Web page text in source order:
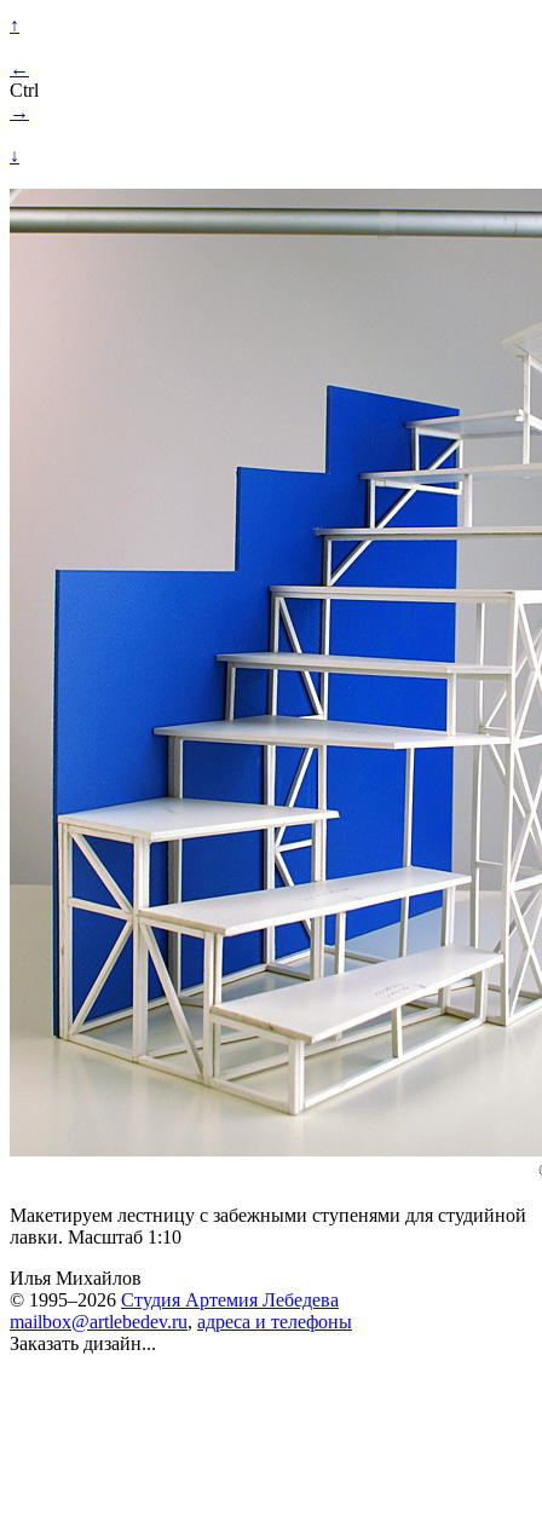
↑
←
Ctrl
→
↓
Макетируем лестницу с забежными ступенями для студийной
лавки. Масштаб 1:10
Илья Михайлов
© 1995–2026 Студия Артемия Лебедева
mailbox@artlebedev.ru, адреса и телефоны
Заказать дизайн...